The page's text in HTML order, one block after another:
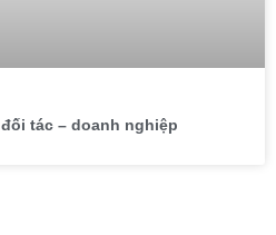
tác – doanh nghiệp